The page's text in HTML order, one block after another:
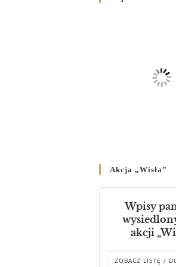
Родин
Справ Молоді та
складу
днях 2-12 липня
Декрет єпископів
Перемисько-
Митрополії
звершування
літургії
Akcja „Wisła”
Wpisy
akcji
ZOBACZ LISTĘ /